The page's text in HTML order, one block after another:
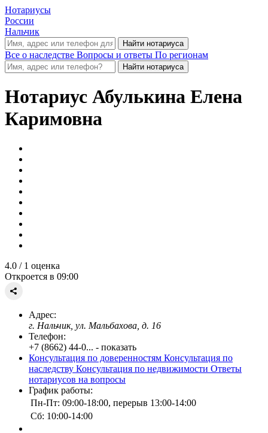
Нотариусы
России
Нальчик
Все о наследстве Вопросы и ответы По регионам
Нотариус Абулькина Елена
Каримовна
4.0 / 1 оценка
Откроется в 09:00
Адрес:
г. Нальчик, ул. Мальбахова, д. 16
Телефон:
+7 (8662) 44-0... - показать
Консультация по доверенностям Консультация по
наследству Консультация по недвижимости Ответы
нотариусов на вопросы
График работы:
Пн-Пт: 09:00-18:00, перерыв 13:00-14:00
Сб: 10:00-14:00